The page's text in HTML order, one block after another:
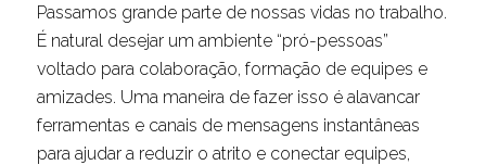
Passamos grande parte de nossas vidas no trabalho.
É natural desejar um ambiente “pró-pessoas”
voltado para colaboração, formação de equipes e
amizades. Uma maneira de fazer isso é alavancar
ferramentas e canais de mensagens instantâneas
para ajudar a reduzir o atrito e conectar equipes,